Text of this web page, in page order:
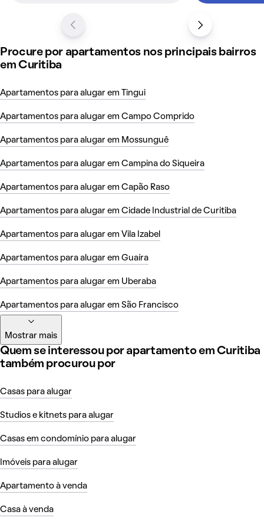
Capão Raso, que são ideais para quem prefere uma vida
infraestrutura e qualidade de vida. Cada região de Curitiba
oferece opções para quem busca o lugar ideal para morar.
Procure por apartamentos nos principais bairros
em Curitiba
Apartamentos para alugar em Tingui
Apartamentos para alugar em Campo Comprido
Apartamentos para alugar em Mossunguê
Apartamentos para alugar em Campina do Siqueira
Apartamentos para alugar em Capão Raso
Apartamentos para alugar em Cidade Industrial de Curitiba
Apartamentos para alugar em Vila Izabel
Apartamentos para alugar em Guaíra
Apartamentos para alugar em Uberaba
Apartamentos para alugar em São Francisco
Mostrar mais
Quem se interessou por apartamento em Curitiba
também procurou por
Casas para alugar
Studios e kitnets para alugar
Casas em condomínio para alugar
Imóveis para alugar
Apartamento à venda
Casa à venda